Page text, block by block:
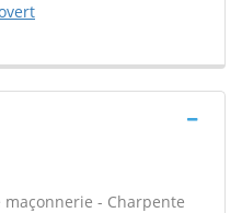
- Charpente